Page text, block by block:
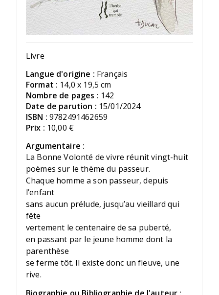
Livre
Langue d'origine : Français
Format : 14,0 x 19,5 cm
Nombre de pages : 142
Date de parution : 15/01/2024
ISBN : 9782491462659
Prix : 10,00 €
Argumentaire :
La Bonne Volonté de vivre réunit vingt-huit
poèmes sur le thème du passeur.
Chaque homme a son passeur, depuis
l’enfant
sans aucun prélude, jusqu’au vieillard qui
fête
vertement le centenaire de sa puberté,
en passant par le jeune homme dont la
parenthèse
se ferme tôt. Il existe donc un fleuve, une
rive.